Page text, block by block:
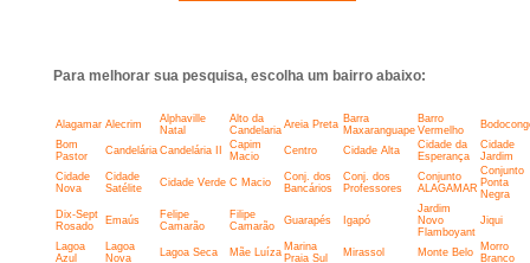
Para melhorar sua pesquisa, escolha um bairro abaixo:
Alagamar Alecrim
Alphaville
Natal
Alto da
Candelaria Areia Preta Barra
Maxaranguape
Barro
Vermelho
Bom
Pastor
Candelária Candelária II
Capim
Macio
Centro Cidade Alta
Cidade da
Esperança
Cidade
Jardim
Cidade
Nova
Cidade
Satélite
Cidade Verde C Macio
Conj. dos
Bancários
Conj. dos
Professores
Conjunto
ALAGAMAR
Conjunto
Ponta
Negra
Dix-Sept
Rosado
Emaús
Felipe
Camarão
Filipe
Camarão
Guarapés Igapó
Jardim
Novo
Flamboyant
Jiqui
Lagoa
Azul
Lagoa
Nova
Lagoa Seca Mãe Luíza Marina
Praia Sul
Mirassol Monte Belo
Morro
Branco